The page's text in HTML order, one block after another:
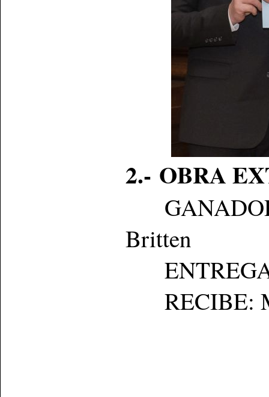
2.- OBRA
Britten
RECIBE: